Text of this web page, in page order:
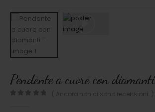
Pendente a cuore con diamanti